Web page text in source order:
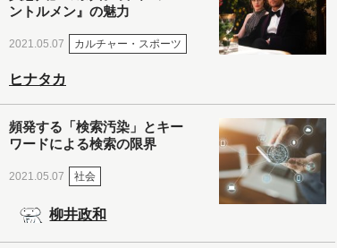
ントルメン』の魅力
2021.05.07 カルチャー・スポーツ
ヒナタカ
頻発する「検索汚染」とキー
ワードによる検索の限界
2021.05.07 社会
柳井政和